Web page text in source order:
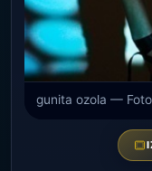
gunita ozola —